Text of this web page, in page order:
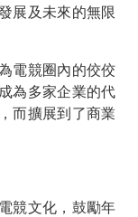
展及未來的無限
電競圈內的佼佼
為多家企業的代
而擴展到了商業
競文化，鼓勵年